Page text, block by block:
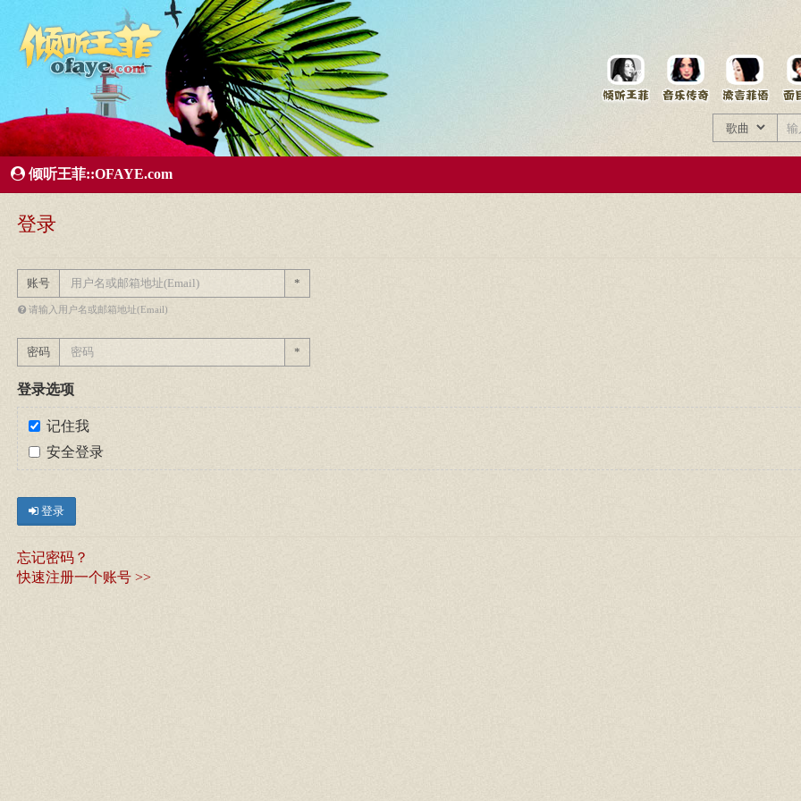
有歌曲专辑
王菲新闻王菲的精美图片王菲精彩视频王菲论坛给王菲留言用户中心王菲资料档案
倾听王菲::OFAYE.com
登录
账号 *
请输入用户名或邮箱地址(Email)
密码 *
登录选项
记住我
安全登录
登录
忘记密码？
快速注册一个账号 >>